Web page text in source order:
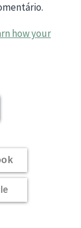
how your